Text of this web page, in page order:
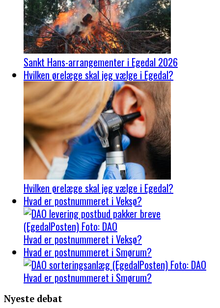
Sankt Hans-arrangementer i Egedal 2026
Hvilken ørelæge skal jeg vælge i Egedal?
Hvilken ørelæge skal jeg vælge i Egedal?
Hvad er postnummeret i Veksø?
Hvad er postnummeret i Veksø?
Hvad er postnummeret i Smørum?
Hvad er postnummeret i Smørum?
Nyeste debat